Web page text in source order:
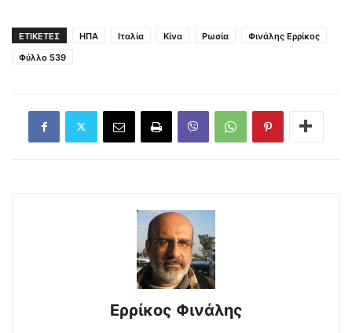
ΕΤΙΚΕΤΕΣ ΗΠΑ Ιταλία Κίνα Ρωσία
Φινάλης Ερρίκος
Φύλλο 539
Ερρίκος Φινάλης